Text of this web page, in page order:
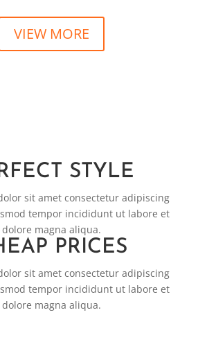
VIEW MORE
STYLE
sit amet consectetur adipiscing
tempor incididunt ut labore et
dolore magna aliqua.
PRICES
sit amet consectetur adipiscing
tempor incididunt ut labore et
dolore magna aliqua.